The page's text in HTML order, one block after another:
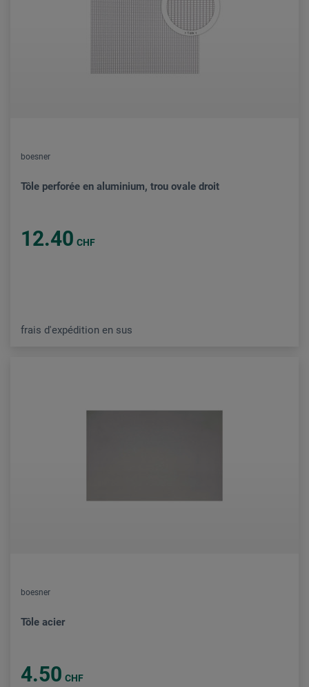
boesner
Tôle perforée en aluminium, trou ovale droit
12.40 CHF
frais d'expédition en sus
boesner
Tôle acier
4.50 CHF